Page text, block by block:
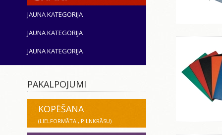
JAUNA KATEGORIJA
JAUNA KATEGORIJA
JAUNA KATEGORIJA
PAKALPOJUMI
KOPĒŠANA
(LIELFORMĀTA , PILNKRĀSU)